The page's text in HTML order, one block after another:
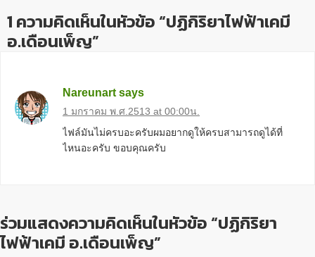
1 ความคิดเห็นในหัวข้อ “ปฏิกิริยาไฟฟ้าเคมี
อ.เดือนเพ็ญ”
Nareunart says
1 มกราคม พ.ศ.2513 at 00:00น.
ไฟล์มันไม่ครบอะครับผมอยากดูให้ครบสามารถดูได้ที่
ไหนอะครับ ขอบคุณครับ
ร่วมแสดงความคิดเห็นในหัวข้อ “ปฏิกิริยา
ไฟฟ้าเคมี อ.เดือนเพ็ญ”